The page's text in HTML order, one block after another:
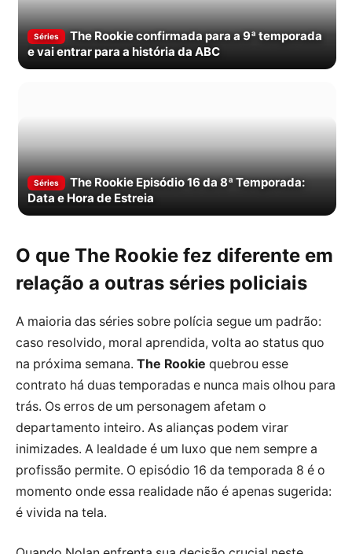
Séries
The Rookie confirmada para a 9ª temporada
e vai entrar para a história da ABC
Séries
The Rookie Episódio 16 da 8ª Temporada:
Data e Hora de Estreia
O que The Rookie fez diferente em
relação a outras séries policiais
A maioria das séries sobre polícia segue um padrão:
caso resolvido, moral aprendida, volta ao status quo
na próxima semana. The Rookie quebrou esse
contrato há duas temporadas e nunca mais olhou para
trás. Os erros de um personagem afetam o
departamento inteiro. As alianças podem virar
inimizades. A lealdade é um luxo que nem sempre a
profissão permite. O episódio 16 da temporada 8 é o
momento onde essa realidade não é apenas sugerida:
é vivida na tela.